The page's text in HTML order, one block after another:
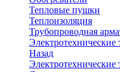
Тепловые пушки
Теплоизоляция
Трубопроводная
Электротехнические
Назад
Электротехнические